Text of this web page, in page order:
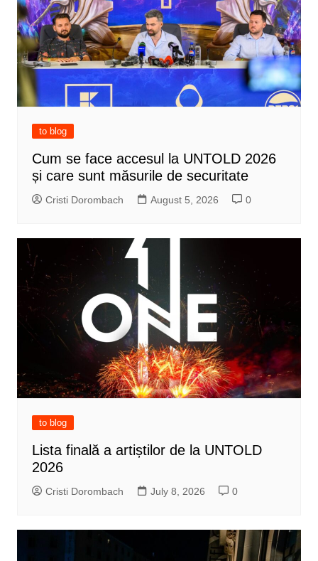
to blog
Cum se face accesul la UNTOLD 2026
și care sunt măsurile de securitate
Cristi Dorombach August 5, 2026 0
to blog
Lista finală a artiștilor de la UNTOLD
2026
Cristi Dorombach July 8, 2026 0